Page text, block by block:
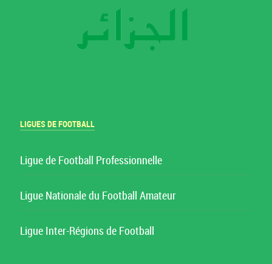
LIGUES DE FOOTBALL
Ligue de Football Professionnelle
Ligue Nationale du Football Amateur
Ligue Inter-Régions de Football